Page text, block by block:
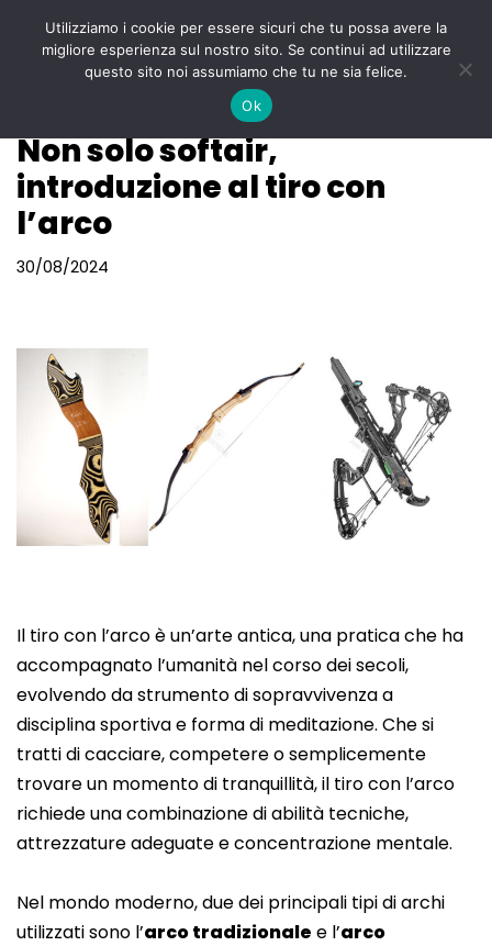
Menu
Non solo softair,
introduzione al tiro con
l’arco
30/08/2024
Il tiro con l’arco è un’arte antica, una pratica che ha
accompagnato l’umanità nel corso dei secoli,
evolvendo da strumento di sopravvivenza a
disciplina sportiva e forma di meditazione. Che si
tratti di cacciare, competere o semplicemente
trovare un momento di tranquillità, il tiro con l’arco
richiede una combinazione di abilità tecniche,
attrezzature adeguate e concentrazione mentale.
Nel mondo moderno, due dei principali tipi di archi
utilizzati sono l’arco tradizionale e l’arco
Utilizziamo i cookie per essere sicuri che tu possa avere la
migliore esperienza sul nostro sito. Se continui ad utilizzare
questo sito noi assumiamo che tu ne sia felice.
Ok